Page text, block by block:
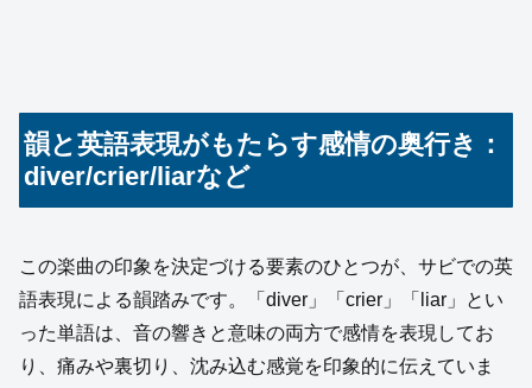
韻と英語表現がもたらす感情の奥行き：
diver/crier/liarなど
この楽曲の印象を決定づける要素のひとつが、サビでの英
語表現による韻踏みです。「diver」「crier」「liar」とい
った単語は、音の響きと意味の両方で感情を表現してお
り、痛みや裏切り、沈み込む感覚を印象的に伝えていま